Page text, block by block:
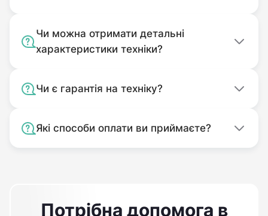
Чи можна отримати детальні
характеристики техніки?
Чи є гарантія на техніку?
Які способи оплати ви приймаєте?
Потрібна допомога в